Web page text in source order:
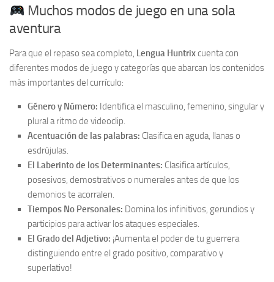
Muchos modos de juego en una sola
aventura
Para que el repaso sea completo, Lengua Huntrixcuenta con
diferentes modos de juego y categorías que abarcan los contenidos
más importantes del currículo:
Género y Número: Identifica el masculino, femenino, singular y
plural a ritmo de videoclip.
Acentuación de las palabras: Clasifica en aguda, llanas o
esdrújulas.
El Laberinto de los Determinantes: Clasifica artículos,
posesivos, demostrativos o numerales antes de que los
demonios te acorralen.
Tiempos No Personales: Domina los infinitivos, gerundios y
participios para activar los ataques especiales.
El Grado del Adjetivo: ¡Aumenta el poder de tu guerrera
distinguiendo entre el grado positivo, comparativo y
superlativo!